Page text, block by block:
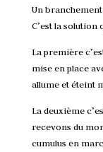
Un
C’est la solution
La première
mise en place
allume et éteint
La deuxième
recevons du
cumulus en